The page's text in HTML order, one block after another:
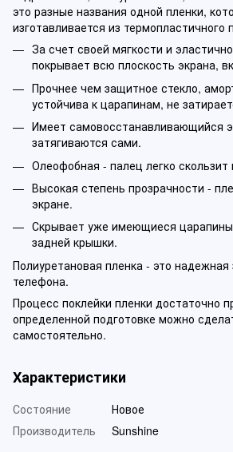
это разные названия одной пленки,
изготавливается из термопластичного
За счет своей мягкости и
покрывает всю плоскость экрана,
Прочнее чем защитное стекло,
устойчива к царапинам, не
Имеет самовосстанавливающийся
затягиваются сами.
Олеофобная - палец легко скользит
Высокая степень прозрачности -
экране.
Скрывает уже имеющиеся
задней крышки.
Полиуретановая пленка - это
телефона.
Процесс поклейки пленки достаточно
определенной подготовке можно
самостоятельно.
Характеристики
Состояние
Новое
Производитель
Sunshine